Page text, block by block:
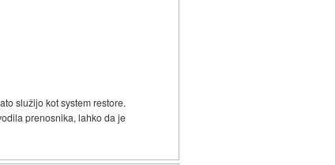
služijo kot system restore.
prenosnika, lahko da je